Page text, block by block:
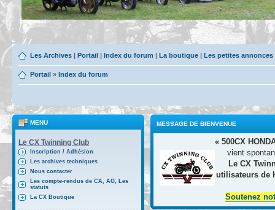
Les Archives | Portail | Index du forum | La boutique | Les petites
Portail » Index du forum
MENU
Le CX Twinning Club
Inscription / Adhésion
Les archives techniques
Nous contacter
Les compte-rendus de CA, AG, Les
statuts
La CX Boutique
MESSAGE DE BIENVENUE
« 500CX
vient
Le CX
utilisateurs de
Soutenez